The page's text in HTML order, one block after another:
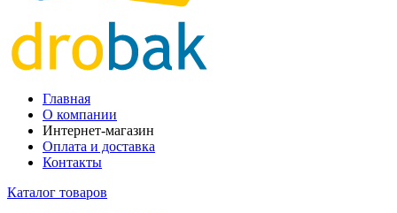
Главная
О компании
Интернет-магазин
Оплата и доставка
Контакты
Каталог товаров